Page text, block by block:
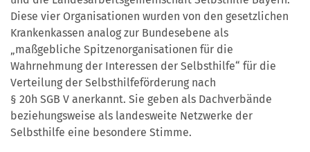
Diese vier Organisationen wurden von den gesetzlichen
Krankenkassen analog zur Bundesebene als
„maßgebliche Spitzenorganisationen für die
Wahrnehmung der Interessen der Selbsthilfe“ für die
Verteilung der Selbsthilfeförderung nach
§ 20h SGB V anerkannt. Sie geben als Dachverbände
beziehungsweise als landesweite Netzwerke der
Selbsthilfe eine besondere Stimme.